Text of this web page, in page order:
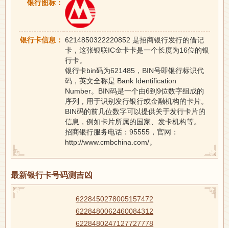
银行图标：
银行卡信息： 6214850322220852 是招商银行发行的借记
卡，这张银联IC金卡卡是一个长度为16位的银
行卡。
银行卡bin码为621485，BIN号即银行标识代
码，英文全称是 Bank Identification
Number。BIN码是一个由6到9位数字组成的
序列，用于识别发行银行或金融机构的卡片。
BIN码的前几位数字可以提供关于发行卡片的
信息，例如卡片所属的国家、发卡机构等。
招商银行服务电话：95555，官网：
http://www.cmbchina.com/。
最新银行卡号码测吉凶
6228450278005157472
6228480062460084312
6228480247127727778